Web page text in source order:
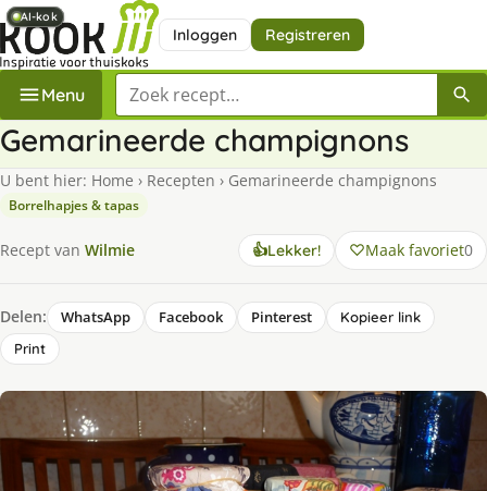
Inloggen Registreren
Menu Zoek een recept
Gemarineerde champignons
U bent hier: Home › Recepten › Gemarineerde champignons
Borrelhapjes & tapas
Recept van Wilmie 👍Lekker! Maak favoriet0
Delen: WhatsApp Facebook Pinterest
Kopieer link
Print
AI-kok
AI-kok
AI-kok